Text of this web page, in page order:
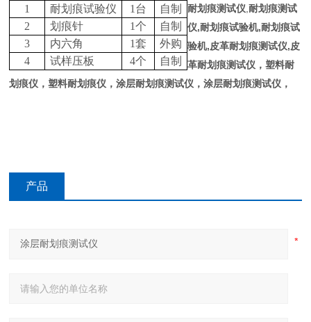
1 耐划痕试验仪 1台
自制
2
划痕针 1个
自制
3
内六角 1套
外购
4
试样压板 4个 自制
耐划痕测试仪 ,耐划痕测试
仪,耐划痕试验机,耐划痕试
验机,皮革耐划痕测试仪,皮
革耐划痕测试仪，塑料耐
划痕仪 ，塑料耐划痕仪，涂层耐划痕测试仪 ，涂层耐划痕测试仪 ，
产品